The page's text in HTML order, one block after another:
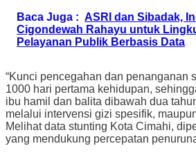
Baca Juga : ASRI dan Sibadak,
Cigondewah Rahayu untuk
Pelayanan Publik Berbasis Data
“Kunci pencegahan dan penanganan
1000 hari pertama kehidupan,
ibu hamil dan balita dibawah dua
melalui intervensi gizi spesifik,
Melihat data stunting Kota Cimahi,
yang mendukung percepatan